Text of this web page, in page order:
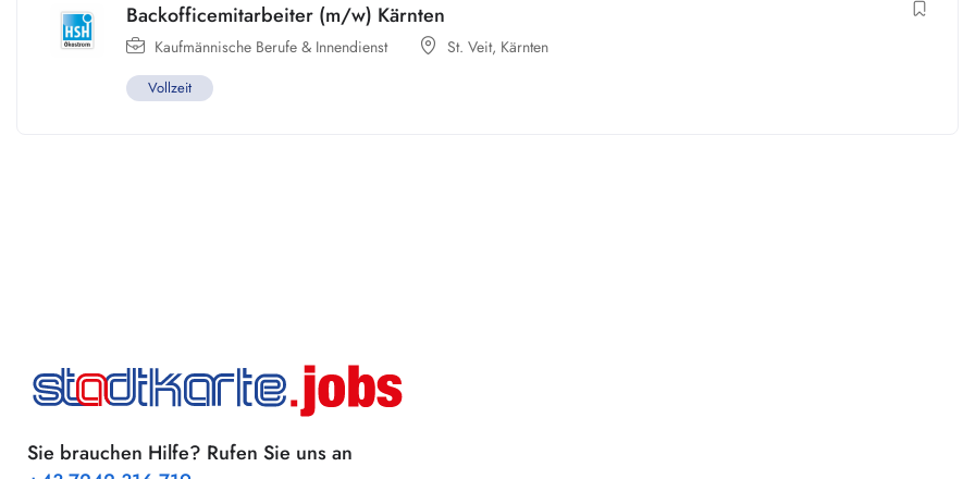
Backofficemitarbeiter (m/w) Kärnten
Kaufmännische Berufe & Innendienst St. Veit, Kärnten
Vollzeit
Sie brauchen Hilfe? Rufen Sie uns an